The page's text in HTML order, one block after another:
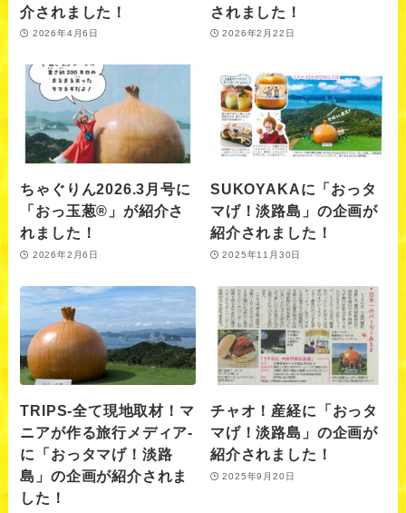
介されました！
2026年4月6日
されました！
2026年2月22日
ちゃぐりん2026.3月号に
「おっ玉葱®」が紹介さ
れました！
2026年2月6日
SUKOYAKAに「おっタ
マげ！淡路島」の企画が
紹介されました！
2025年11月30日
TRIPS-全て現地取材！マ
ニアが作る旅行メディア-
に「おっタマげ！淡路
島」の企画が紹介されま
した！
チャオ！産経に「おっタ
マげ！淡路島」の企画が
紹介されました！
2025年9月20日